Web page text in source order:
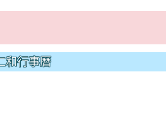
和行事曆
Page/Public/
Page/Public/